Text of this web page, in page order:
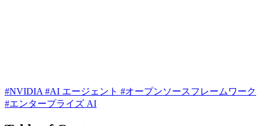
#NVIDIA #AI エージェント #オープンソースフレームワーク
#エンタープライズ AI